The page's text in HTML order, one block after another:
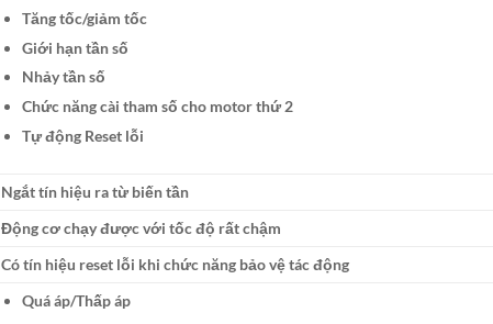
Tăng tốc/giảm tốc
Giới hạn tần số
Nhảy tần số
Chức năng cài tham số cho motor thứ 2
Tự động Reset lỗi
Ngắt tín hiệu ra từ biến tần
Động cơ chạy được với tốc độ rất chậm
Có tín hiệu reset lỗi khi chức năng bảo vệ tác động
Quá áp/Thấp áp